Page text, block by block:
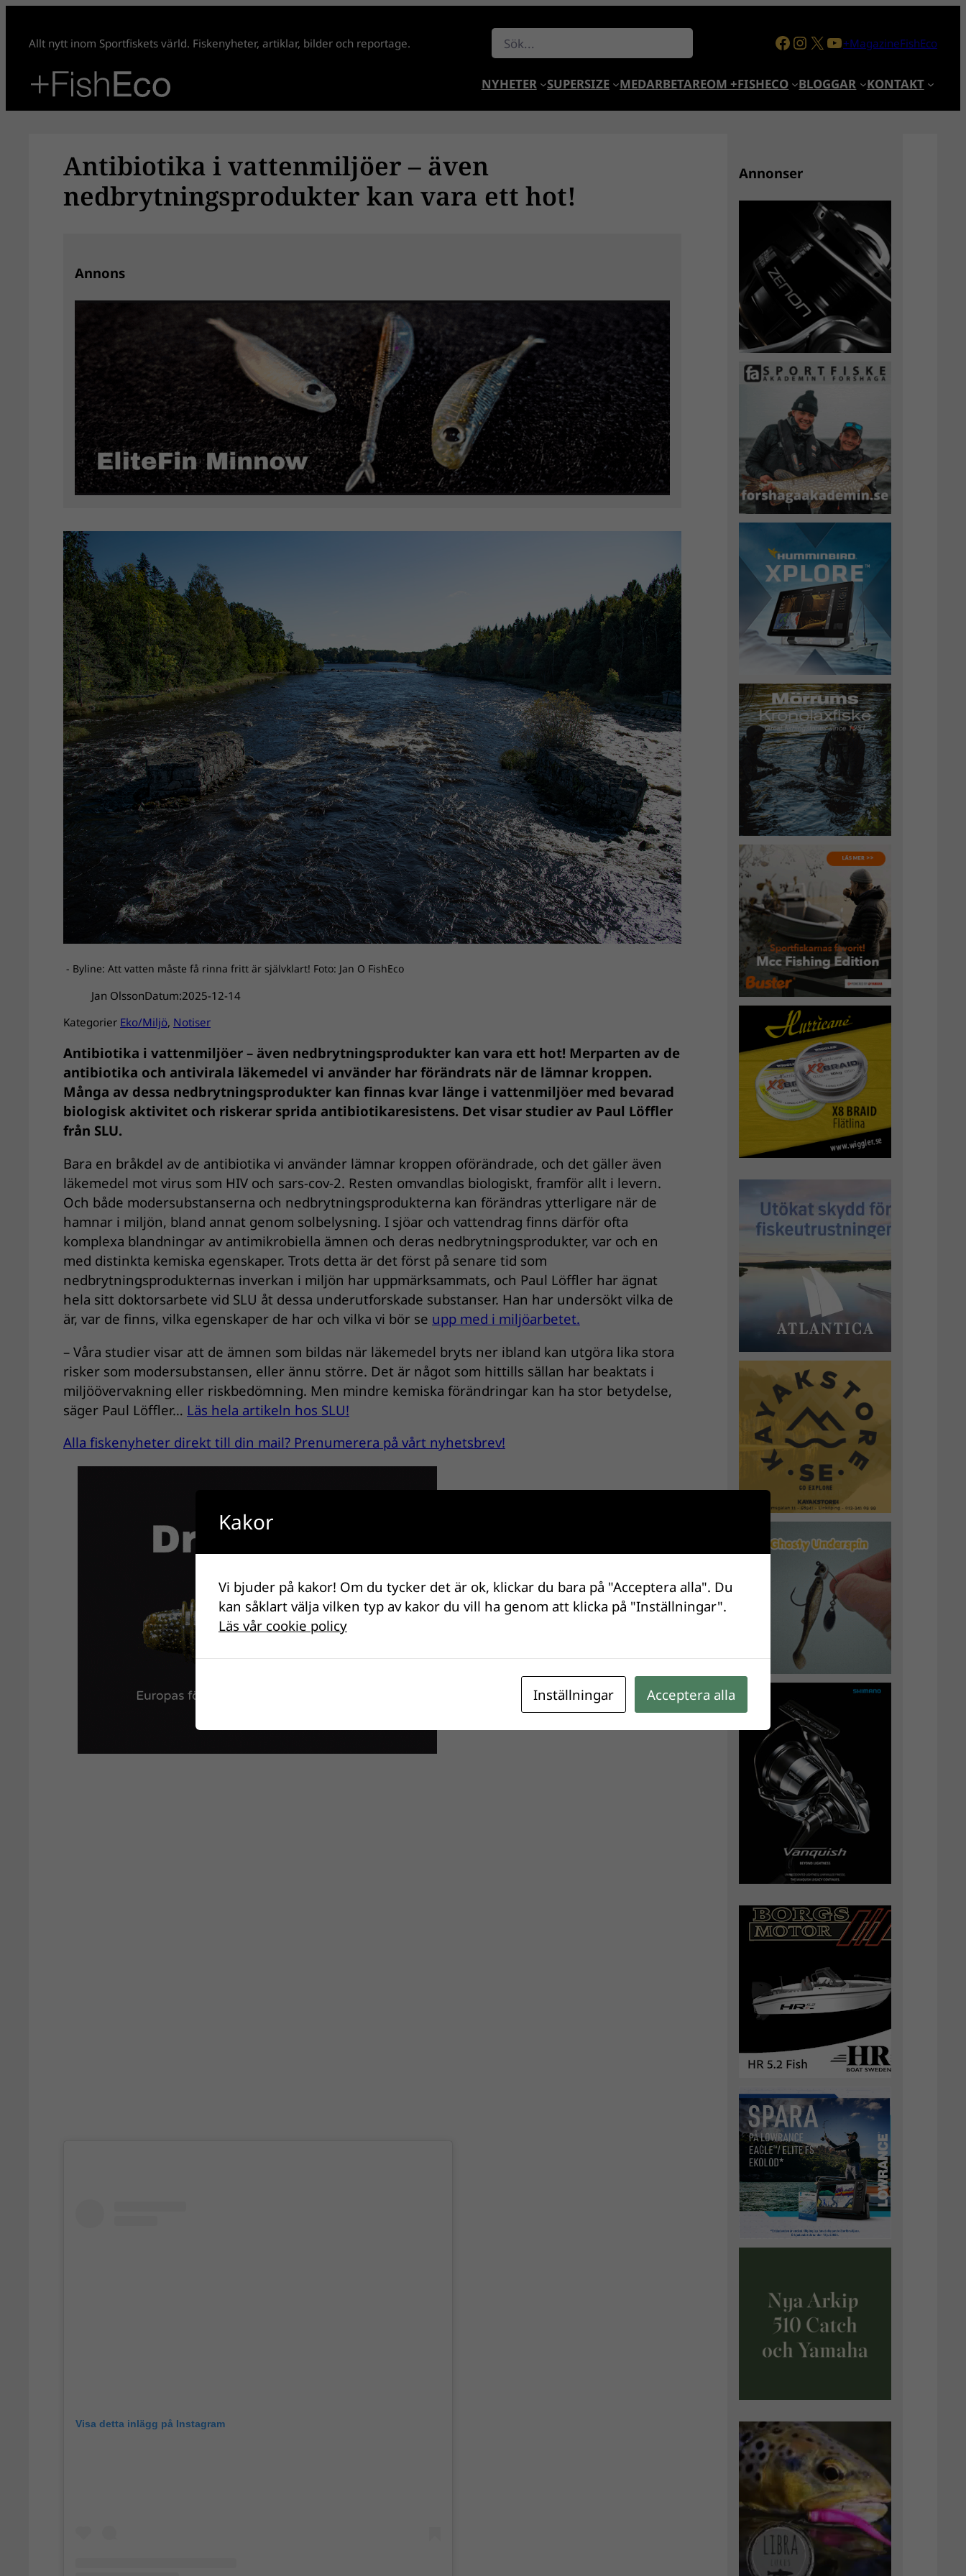
innehåll
Allt nytt inom Sportfiskets värld. Fiskenyheter, artiklar, bilder och reportage. Sök Facebook
Instagram
X YouTube
+MagazineFishEco
NYHETER SUPERSIZE MEDARBETAREOM +FISHECO BLOGGAR KONTAKT
Antibiotika i vattenmiljöer – även
nedbrytningsprodukter kan vara ett hot!
Annons
- Byline: Att vatten måste få rinna fritt är självklart! Foto: Jan O FishEco
Jan OlssonDatum:2025-12-14
Kategorier Eko/Miljö, Notiser
Antibiotika i vattenmiljöer – även nedbrytningsprodukter kan vara ett hot! Merparten av de
antibiotika och antivirala läkemedel vi använder har förändrats när de lämnar kroppen.
Många av dessa nedbrytningsprodukter kan finnas kvar länge i vattenmiljöer med bevarad
biologisk aktivitet och riskerar sprida antibiotikaresistens. Det visar studier av Paul Löffler
från SLU.
Bara en bråkdel av de antibiotika vi använder lämnar kroppen oförändrade, och det gäller även
läkemedel mot virus som HIV och sars-cov-2. Resten omvandlas biologiskt, framför allt i levern.
Och både modersubstanserna och nedbrytningsprodukterna kan förändras ytterligare när de
hamnar i miljön, bland annat genom solbelysning. I sjöar och vattendrag finns därför ofta
komplexa blandningar av antimikrobiella ämnen och deras nedbrytningsprodukter, var och en
med distinkta kemiska egenskaper. Trots detta är det först på senare tid som
nedbrytningsprodukternas inverkan i miljön har uppmärksammats, och Paul Löffler har ägnat
hela sitt doktorsarbete vid SLU åt dessa underutforskade substanser. Han har undersökt vilka de
är, var de finns, vilka egenskaper de har och vilka vi bör se upp med i miljöarbetet.
– Våra studier visar att de ämnen som bildas när läkemedel bryts ner ibland kan utgöra lika stora
risker som modersubstansen, eller ännu större. Det är något som hittills sällan har beaktats i
miljöövervakning eller riskbedömning. Men mindre kemiska förändringar kan ha stor betydelse,
säger Paul Löffler… Läs hela artikeln hos SLU!
Alla fiskenyheter direkt till din mail? Prenumerera på vårt nyhetsbrev!
Visa detta inlägg på Instagram
Annonser
Kakor
Vi bjuder på kakor! Om du tycker det är ok, klickar du bara på "Acceptera alla". Du
kan såklart välja vilken typ av kakor du vill ha genom att klicka på "Inställningar".
Läs vår cookie policy
Inställningar Acceptera alla